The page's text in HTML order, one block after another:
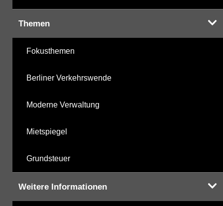
Themen
Fokusthemen
Berliner Verkehrswende
Moderne Verwaltung
Mietspiegel
Grundsteuer
Weitere Informationen